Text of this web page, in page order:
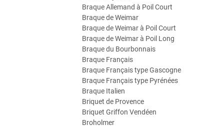
Braque Allemand à Poil Court
Braque de Weimar
Braque de Weimar à Poil Court
Braque de Weimar à Poil Long
Braque du Bourbonnais
Braque Français
Braque Français type Gascogne
Braque Français type Pyrénées
Braque Italien
Briquet de Provence
Briquet Griffon Vendéen
Broholmer